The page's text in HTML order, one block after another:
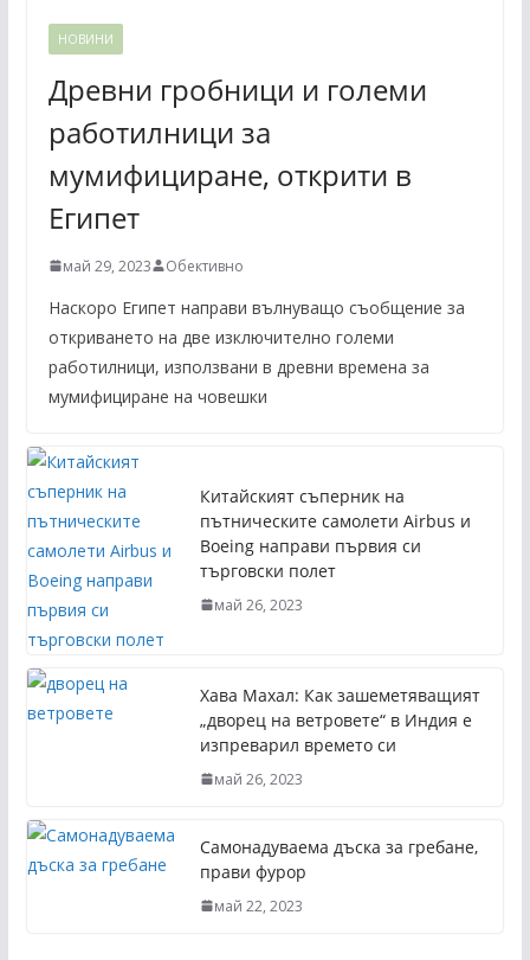
НОВИНИ
Древни гробници и големи
работилници за
мумифициране, открити в
Египет
май 29, 2023 Обективно
Наскоро Египет направи вълнуващо съобщение за
откриването на две изключително големи
работилници, използвани в древни времена за
мумифициране на човешки
Китайският съперник на
пътническите самолети Airbus и
Boeing направи първия си
търговски полет
май 26, 2023
Хава Махал: Как зашеметяващият
„дворец на ветровете“ в Индия е
изпреварил времето си
май 26, 2023
Самонадуваема дъска за гребане,
прави фурор
май 22, 2023